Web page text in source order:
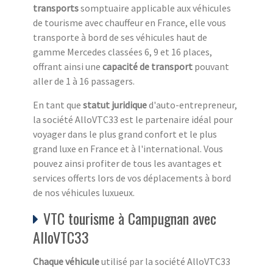
transportssomptuaire applicable aux véhicules
de tourisme avec chauffeur en France, elle vous
transporte à bord de ses véhicules haut de
gamme Mercedes classées 6, 9 et 16 places,
offrant ainsi une capacité de transport pouvant
aller de 1 à 16 passagers.
En tant que statut juridiqued'auto-entrepreneur,
la société AlloVTC33 est le partenaire idéal pour
voyager dans le plus grand confort et le plus
grand luxe en France et à l'international. Vous
pouvez ainsi profiter de tous les avantages et
services offerts lors de vos déplacements à bord
de nos véhicules luxueux.
VTC tourisme à Campugnan avec
AlloVTC33
Chaque véhiculeutilisé par la société AlloVTC33